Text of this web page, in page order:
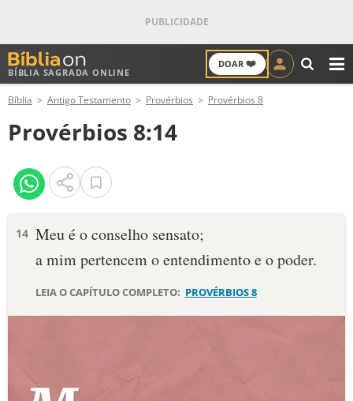
BÍBLIA SAGRADA ONLINE
DOAR ❤️
ANTIGO TESTAMENTO
NOVO TESTAMENTO
VERSÍCULOS
PALAVRA DO DIA
10 MANDAMENTOS
Bíblia Antigo Testamento Provérbios Provérbios 8
Provérbios 8:14
14 Meu é o conselho sensato;
a mim pertencem o entendimento e o poder.
LEIA O CAPÍTULO COMPLETO: PROVÉRBIOS 8